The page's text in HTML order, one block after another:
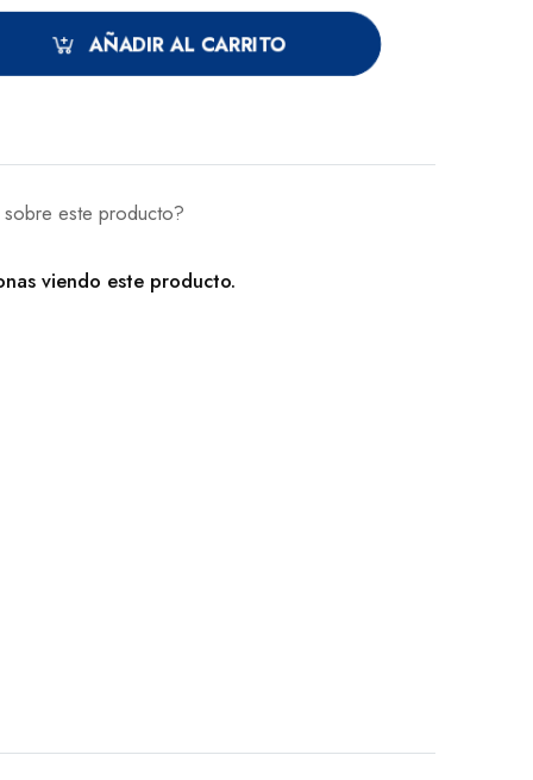
AÑADIR AL CARRITO
sobre este producto?
viendo este producto.